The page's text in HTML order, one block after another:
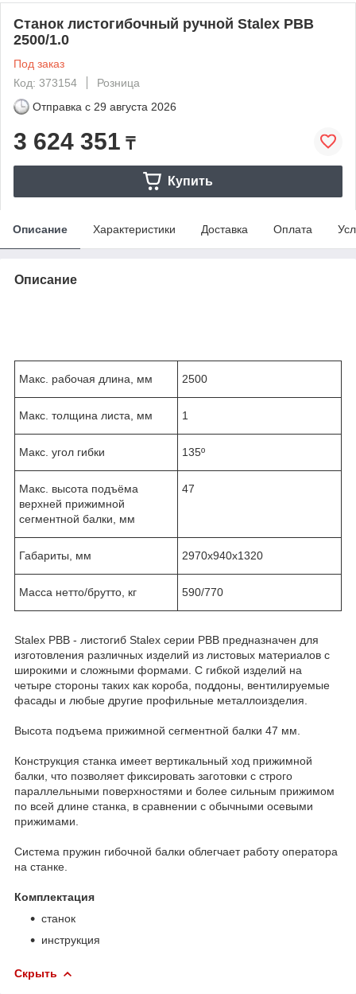
Станок листогибочный ручной Stalex PBB
2500/1.0
Под заказ
Код: 373154
Розница
Отправка с 29 августа 2026
3 624 351 ₸
Купить
Описание Характеристики Доставка Оплата
Описание
Макс. рабочая длина, мм 2500
Макс. толщина листа, мм 1
Макс. угол гибки 135º
Макс. высота подъёма
верхней прижимной
сегментной балки, мм
47
Габариты, мм 2970х940х1320
Масса нетто/брутто, кг 590/770
Stalex PBB - листогиб Stalex серии PBB предназначен для
изготовления различных изделий из листовых материалов с
широкими и сложными формами. С гибкой изделий на
четыре стороны таких как короба, поддоны, вентилируемые
фасады и любые другие профильные металлоизделия.
Высота подъема прижимной сегментной балки 47 мм.
Конструкция станка имеет вертикальный ход прижимной
балки, что позволяет фиксировать заготовки с строго
параллельными поверхностями и более сильным прижимом
по всей длине станка, в сравнении с обычными осевыми
прижимами.
Система пружин гибочной балки облегчает работу оператора
на станке.
Комплектация
станок
инструкция
Скрыть